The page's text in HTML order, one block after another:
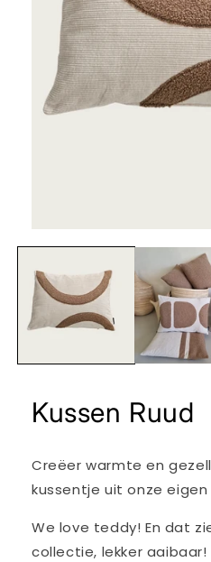
modaal
Kussen Ruud
Creëer warmte en
kussentje uit onze
We love teddy! En dat
collectie, lekker aaibaar!